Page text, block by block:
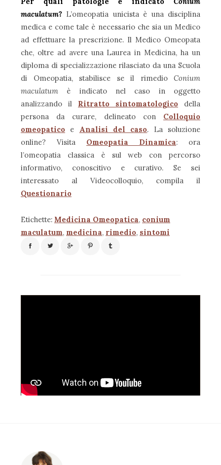
maculatum? L’omeopatia unicista è una disciplina
medica e come tale è necessario che sia un Medico
ad effettuare la prescrizione. Il Medico Omeopata
che, oltre ad avere una Laurea in Medicina, ha un
diploma di specializzazione rilasciato da una Scuola
di Omeopatia, stabilisce se il rimedio Conium
maculatum è indicato nel caso in oggetto
analizzando il Ritratto sintomatologico della
persona da curare, delineato con Colloquio
omeopatico
e Analisi del caso. La soluzione
online? Visita Omeopatia Dinamica: ora
l’omeopatia classica è sul web con percorso
informativo, conoscitivo e curativo. Se sei
interessato al Videocolloquio, compila il
Questionario
Etichette: Medicina Omeopatica, conium
maculatum, medicina, rimedio, sintomi